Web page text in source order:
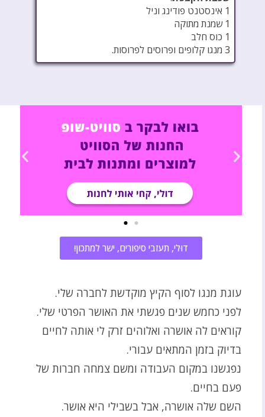
1 אינסטנט פודינג וניל
1 שמנת מתוקה
1 כוס חלב
3 מנגו קלופים ופרוסים לפרוסות.
דוּלי, תעזבי סיפורים, ישר למתכון!
עוגת מנגו לסוף הקיץ מוקדשת לחברה שלי.
לפני כחמש שנים פגשתי את האושר הפרטי שלי.
קוראים לה אושרה ואלוהים זרק לי אותה לחיים
בדיוק בזמן המתאים עבורי.
נפגשנו במקום העבודה ומשם צמחה חברות של
פעם בחיים.
השם שלה אושרה, אבל בשבילי היא אושר.